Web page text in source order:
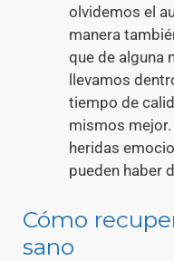
olvidemos el
manera
que de alguna
llevamos
tiempo de
mismos
heridas
pueden haber
Cómo
sano